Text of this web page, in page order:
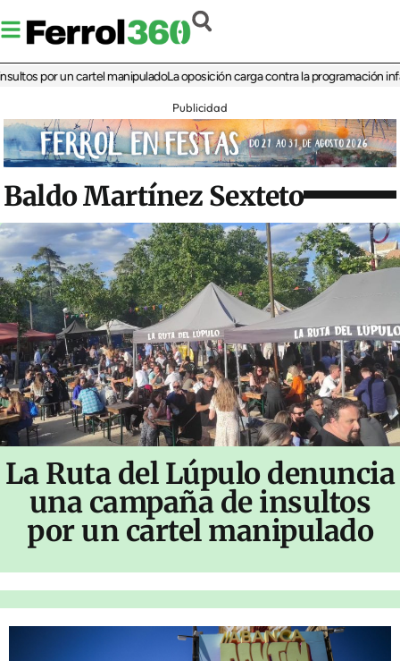
por un cartel manipuladoLa oposición carga contra la programación infantil
Publicidad
Baldo Martínez Sexteto
La Ruta del Lúpulo denuncia
una campaña de insultos
por un cartel manipulado